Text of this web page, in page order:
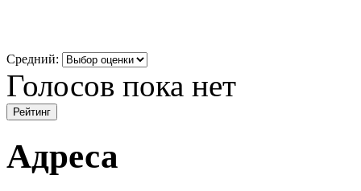
Средний:
Голосов пока нет
Адреса